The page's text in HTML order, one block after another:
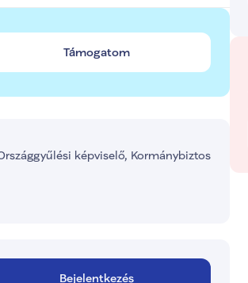
Támogatom
képviselő, Kormánybiztos
Bejelentkezés